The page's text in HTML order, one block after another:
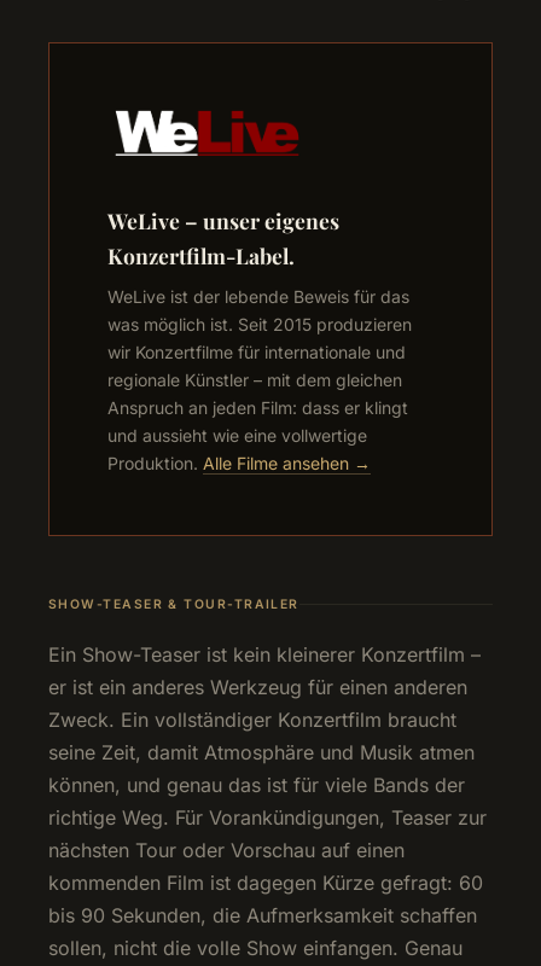
WeLive – unser eigenes
Konzertfilm-Label.
WeLive ist der lebende Beweis für das
was möglich ist. Seit 2015 produzieren
wir Konzertfilme für internationale und
regionale Künstler – mit dem gleichen
Anspruch an jeden Film: dass er klingt
und aussieht wie eine vollwertige
Produktion. Alle Filme ansehen →
SHOW-TEASER & TOUR-TRAILER
Ein Show-Teaser ist kein kleinerer Konzertfilm –
er ist ein anderes Werkzeug für einen anderen
Zweck. Ein vollständiger Konzertfilm braucht
seine Zeit, damit Atmosphäre und Musik atmen
können, und genau das ist für viele Bands der
richtige Weg. Für Vorankündigungen, Teaser zur
nächsten Tour oder Vorschau auf einen
kommenden Film ist dagegen Kürze gefragt: 60
bis 90 Sekunden, die Aufmerksamkeit schaffen
sollen, nicht die volle Show einfangen. Genau